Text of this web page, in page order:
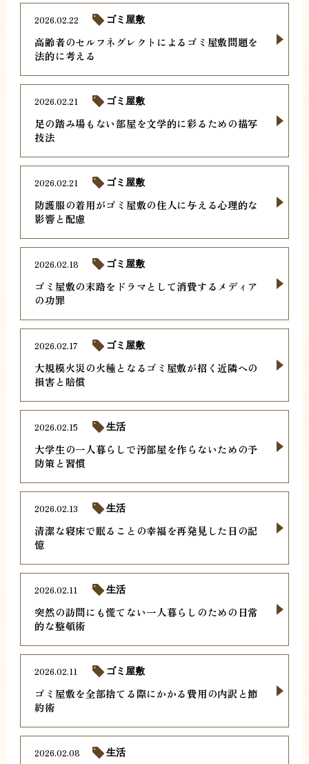
高齢者のセルフネグレクトによるゴミ屋敷問題を
法的に考える
2026.02.22 ゴミ屋敷
足の踏み場もない部屋を文学的に彩るための描写
技法
2026.02.21 ゴミ屋敷
防護服の着用がゴミ屋敷の住人に与える心理的な
影響と配慮
2026.02.21 ゴミ屋敷
ゴミ屋敷の末路をドラマとして消費するメディア
の功罪
2026.02.18 ゴミ屋敷
大規模火災の火種となるゴミ屋敷が招く近隣への
損害と賠償
2026.02.17 ゴミ屋敷
大学生の一人暮らしで汚部屋を作らないための予
防策と習慣
2026.02.15 生活
清潔な寝床で眠ることの幸福を再発見した日の記
憶
2026.02.13 生活
突然の訪問にも慌てない一人暮らしのための日常
的な整頓術
2026.02.11 生活
ゴミ屋敷を全部捨てる際にかかる費用の内訳と節
約術
2026.02.11 ゴミ屋敷
2026.02.08 生活